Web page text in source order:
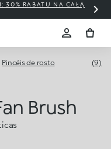
30% RABATU NA CAŁĄ
Pincéis de rosto (9)
Brush